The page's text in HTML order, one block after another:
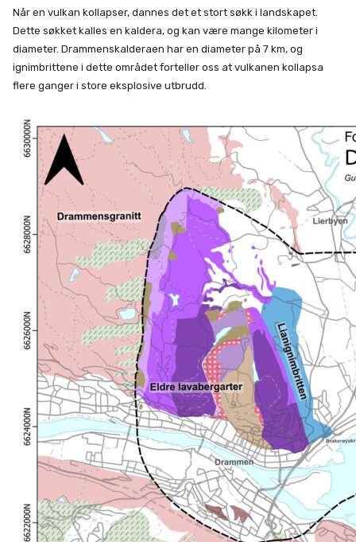
Når en vulkan kollapser, dannes det et stort søkk i landskapet.
Dette søkket kalles en kaldera, og kan være mange kilometer i
diameter. Drammenskalderaen har en diameter på 7 km, og
ignimbrittene i dette området forteller oss at vulkanen kollapsa
flere ganger i store eksplosive utbrudd.